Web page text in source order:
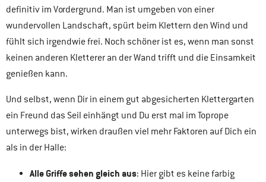
definitiv im Vordergrund. Man ist umgeben von einer
wundervollen Landschaft, spürt beim Klettern den Wind und
fühlt sich irgendwie frei. Noch schöner ist es, wenn man sonst
keinen anderen Kletterer an der Wand trifft und die Einsamkeit
genießen kann.
Und selbst, wenn Dir in einem gut abgesicherten Klettergarten
ein Freund das Seil einhängt und Du erst mal im Toprope
unterwegs bist, wirken draußen viel mehr Faktoren auf Dich ein
als in der Halle:
Alle Griffe sehen gleich aus: Hier gibt es keine farbig